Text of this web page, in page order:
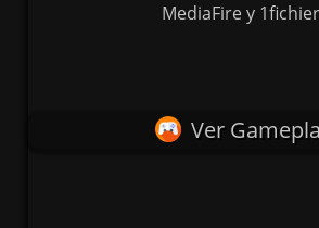
MediaFire y
Ver